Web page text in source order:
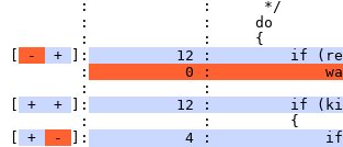
:             :      */
:             :     do
:             :     {
- + ]:
12 :         if
:
0 :
:             :
+ + ]:
12 :         if
:             :         {
+ - ]:
4 :